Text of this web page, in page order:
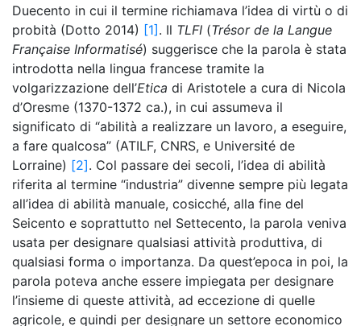
Duecento in cui il termine richiamava l’idea di virtù o di
probità (Dotto 2014) [1] . Il TLFI (Trésor de la Langue
Française Informatisé) suggerisce che la parola è stata
introdotta nella lingua francese tramite la
volgarizzazione dell’Etica di Aristotele a cura di Nicola
d’Oresme (1370-1372 ca.), in cui assumeva il
significato di “abilità a realizzare un lavoro, a eseguire,
a fare qualcosa” (ATILF, CNRS, e Université de
Lorraine) [2]. Col passare dei secoli, l’idea di abilità
riferita al termine “industria” divenne sempre più legata
all’idea di abilità manuale, cosicché, alla fine del
Seicento e soprattutto nel Settecento, la parola veniva
usata per designare qualsiasi attività produttiva, di
qualsiasi forma o importanza. Da quest’epoca in poi, la
parola poteva anche essere impiegata per designare
l’insieme di queste attività, ad eccezione di quelle
agricole, e quindi per designare un settore economico